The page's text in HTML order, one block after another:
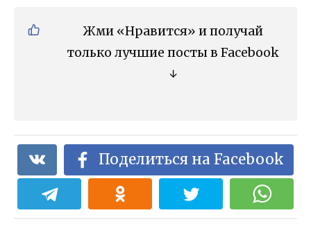
Жми «Нравится» и получай
только лучшие посты в Facebook
↓
Поделиться на Facebook